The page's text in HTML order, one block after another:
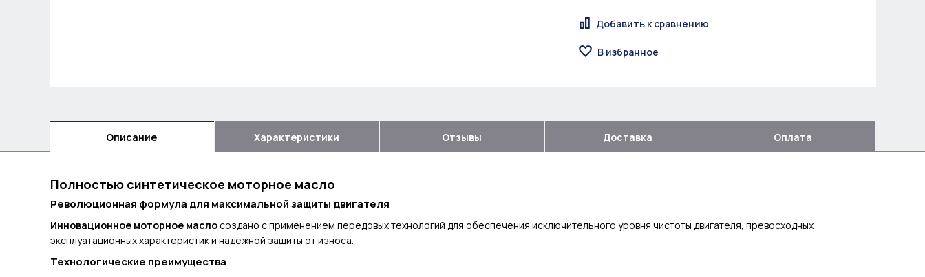
Добавить к сравнению
В избранное
Описание Характеристики Отзывы Доставка Оплата
Полностью синтетическое моторное масло
Революционная формула для максимальной защиты двигателя
Инновационное моторное маслосоздано с применением передовых технологий для обеспечения исключительного уровня чистоты двигателя, превосходных
эксплуатационных характеристик и надежной защиты от износа.
Технологические преимущества